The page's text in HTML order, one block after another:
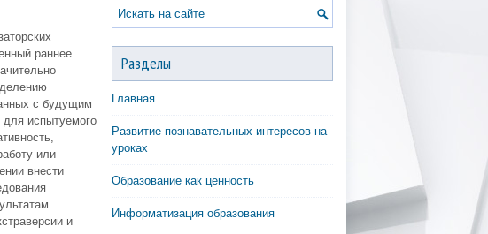
раннее
с будущим
для испытуемого
или
внести
и
Разделы
Главная
Развитие познавательных интересов на
уроках
Образование как ценность
Информатизация образования